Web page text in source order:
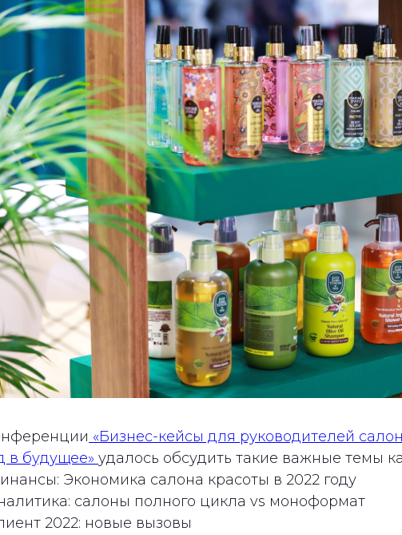
«Бизнес-кейсы для руководителей
в будущее» удалось обсудить такие важные темы
Экономика салона красоты в 2022 году
салоны полного цикла vs моноформат
2022: новые вызовы